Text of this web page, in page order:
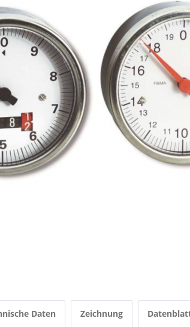
Daten Zeichnung